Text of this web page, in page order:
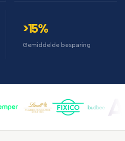
>15%
Gemiddelde besparing